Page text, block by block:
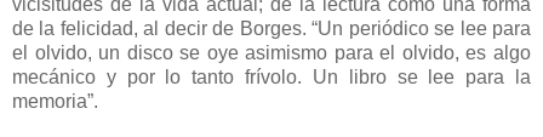
de la felicidad, al decir de Borges. “Un periódico se lee para
el olvido, un disco se oye asimismo para el olvido, es algo
mecánico y por lo tanto frívolo. Un libro se lee para la
memoria”.